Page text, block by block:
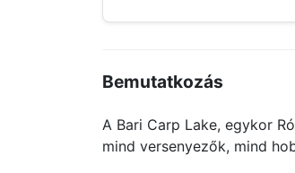
Bemutatkozás
A Bari Carp Lake, egykor
mind versenyezők, mind